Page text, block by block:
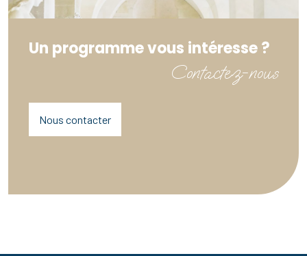
Un programme vous intéresse ?
Contactez-nous
Nous contacter